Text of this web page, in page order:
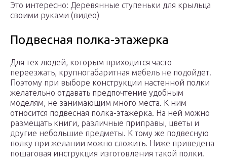
Это интересно: Деревянные ступеньки для крыльца
своими руками (видео)
Подвесная полка-этажерка
Для тех людей, которым приходится часто
переезжать, крупногабаритная мебель не подойдет.
Поэтому при выборе конструкции настенной полки
желательно отдавать предпочтение удобным
моделям, не занимающим много места. К ним
относится подвесная полка-этажерка. На ней можно
размещать книги, различные приправы, цветы и
другие небольшие предметы. К тому же подвесную
полку при желании можно сложить. Ниже приведена
пошаговая инструкция изготовления такой полки.